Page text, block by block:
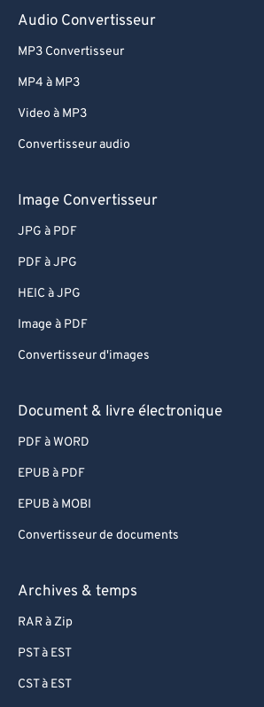
Audio Convertisseur
MP3 Convertisseur
MP4 à MP3
Video à MP3
Convertisseur audio
Image Convertisseur
JPG à PDF
PDF à JPG
HEIC à JPG
Image à PDF
Convertisseur d'images
Document & livre électronique
PDF à WORD
EPUB à PDF
EPUB à MOBI
Convertisseur de documents
Archives & temps
RAR à Zip
PST à EST
CST à EST